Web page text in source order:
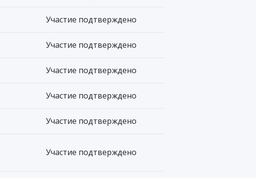
Участие подтверждено
Участие подтверждено
Участие подтверждено
Участие подтверждено
Участие подтверждено
Участие подтверждено